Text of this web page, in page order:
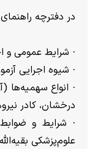
در دفترچه
· شرایط عمومی و
· شیوه اجرایی
· انواع سهمیه‌ها
درخشان، کادر
· شرایط و
علوم‌پزشکی